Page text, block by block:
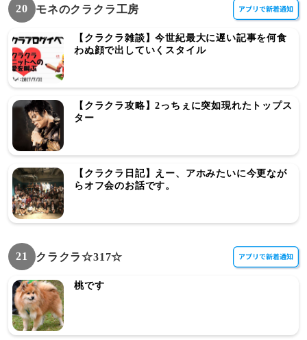
20 モネのクラクラ工房
【クラクラ雑談】今世紀最大に遅い記事を何食
わぬ顔で出していくスタイル
【クラクラ攻略】2っちぇに突如現れたトップス
ター
【クラクラ日記】えー、アホみたいに今更なが
らオフ会のお話です。
21 クラクラ☆317☆
桃です